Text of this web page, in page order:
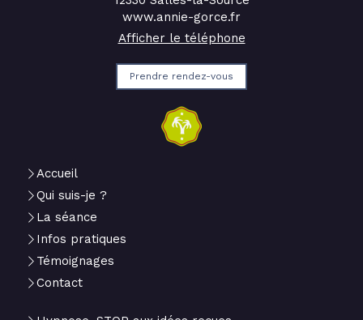
www.annie-gorce.fr
Afficher le téléphone
Prendre rendez-vous
Accueil
Qui suis-je ?
La séance
Infos pratiques
Témoignages
Contact